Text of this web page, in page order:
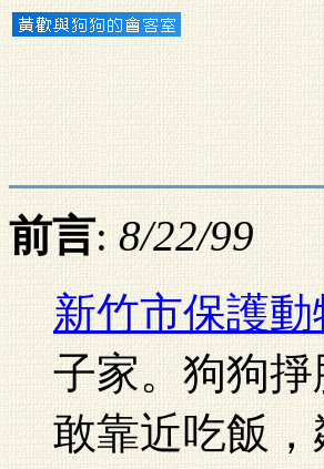
前言: 8/22/99
新竹市保護
子家。狗狗
敢靠近吃飯